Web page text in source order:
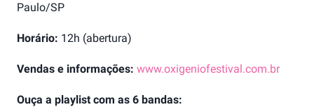
Paulo/SP
Horário: 12h (abertura)
Vendas e informações: www.oxigeniofestival.com.br
Ouça a playlist com as 6 bandas: